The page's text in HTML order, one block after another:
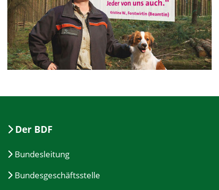
Der BDF
Bundesleitung
Bundesgeschäftsstelle